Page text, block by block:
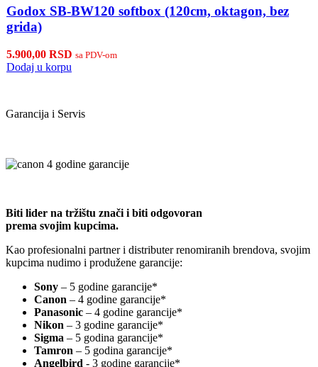
Godox SB-BW120 softbox (120cm, oktagon, bez
grida)
5.900,00 RSD sa PDV-om
Dodaj u korpu
Garancija i Servis
Biti lider na tržištu znači i biti odgovoran
prema svojim kupcima.
Kao profesionalni partner i distributer renomiranih brendova, svojim
kupcima nudimo i produžene garancije:
Sony – 5 godine garancije*
Canon – 4 godine garancije*
Panasonic – 4 godine garancije*
Nikon – 3 godine garancije*
Sigma – 5 godina garancije*
Tamron – 5 godina garancije*
Angelbird - 3 godine garancije*